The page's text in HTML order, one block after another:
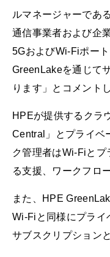
ルマネージャーであ
通信事業者および企
5GおよびWi-Fiポー
GreenLakeを通じて
ります」とコメント
HPEが提供するクラ
Central」とプライベ
ク管理者はWi-Fiとプ
る支援、ワークフロ
また、HPE
Wi-Fiと同様にプライ
サブスクリプション